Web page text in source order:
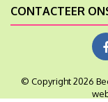
CONTACTEER
© Copyright 2026